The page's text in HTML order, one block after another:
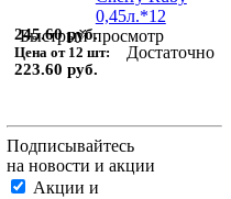
Быстрый просмотр
245.60 руб.
Цена от 12 шт:
223.60 руб.
Достаточно
Подписывайтесь
на новости и акции
Акции и